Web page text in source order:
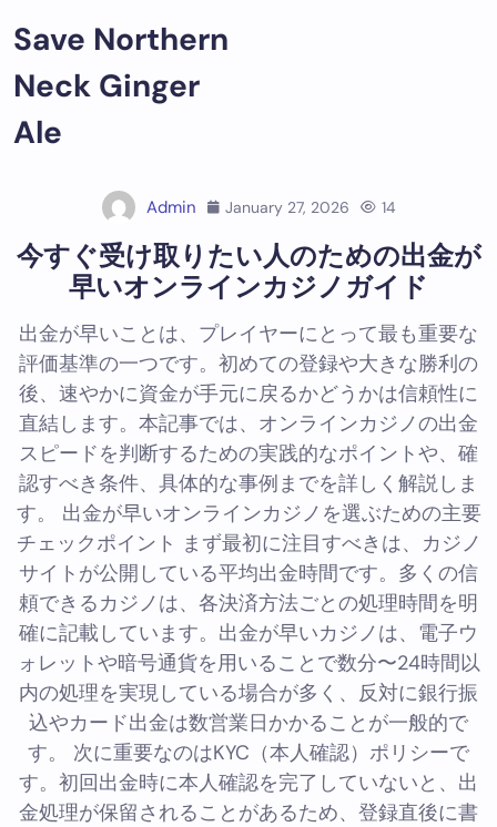
toSave Northern
Neck Ginger
Ale
Admin January 27, 2026 14
今すぐ受け取りたい人のための出金が
早いオンラインカジノガイド
出金が早いことは、プレイヤーにとって最も重要な
評価基準の一つです。初めての登録や大きな勝利の
後、速やかに資金が手元に戻るかどうかは信頼性に
直結します。本記事では、オンラインカジノの出金
スピードを判断するための実践的なポイントや、確
認すべき条件、具体的な事例までを詳しく解説しま
す。 出金が早いオンラインカジノを選ぶための主要
チェックポイント まず最初に注目すべきは、カジノ
サイトが公開している平均出金時間です。多くの信
頼できるカジノは、各決済方法ごとの処理時間を明
確に記載しています。出金が早いカジノは、電子ウ
ォレットや暗号通貨を用いることで数分〜24時間以
内の処理を実現している場合が多く、反対に銀行振
込やカード出金は数営業日かかることが一般的で
す。 次に重要なのはKYC（本人確認）ポリシーで
す。初回出金時に本人確認を完了していないと、出
金処理が保留されることがあるため、登録直後に書